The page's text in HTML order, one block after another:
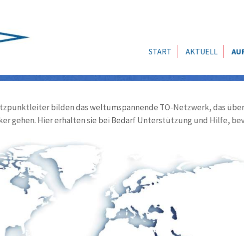
START AKTUELL
bilden das weltumspannende TO-Netzwerk, das
gehen. Hier erhalten sie bei Bedarf Unterstützung und Hilfe,